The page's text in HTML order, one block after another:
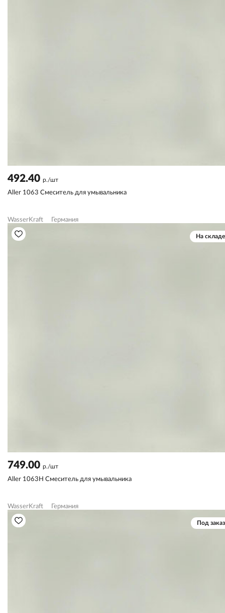
492.40 р./шт
Aller 1063 Смеситель для умывальника
WasserKraft Германия
На складе
749.00 р./шт
Aller 1063H Смеситель для умывальника
WasserKraft Германия
Под заказ